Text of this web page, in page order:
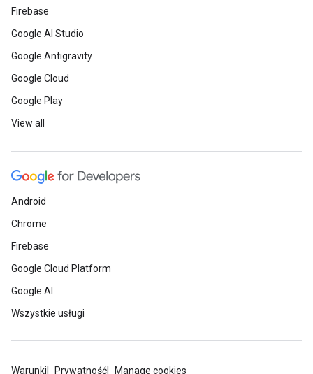
Firebase
Google AI Studio
Google Antigravity
Google Cloud
Google Play
View all
Android
Chrome
Firebase
Google Cloud Platform
Google AI
Wszystkie usługi
Warunki Prywatność Manage cookies